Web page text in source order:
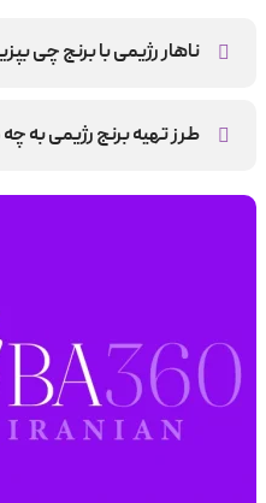
ناهار رژیمی با برنج چی
طرز تهیه برنج رژیمی به
چند ساعت در آب و کمی نمک
استفاده از روغن، برنجی سبک و
می‌شود.